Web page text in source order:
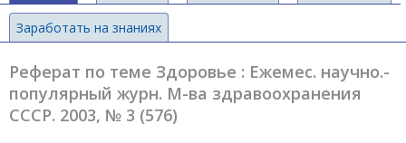
Заработать на знаниях
Реферат по теме Здоровье : Ежемес. научно.-
популярный журн. М-ва здравоохранения
СССР. 2003, № 3 (576)